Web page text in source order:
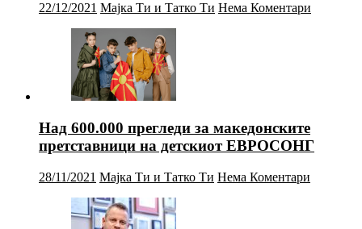
22/12/2021 Мајка Ти и Татко Ти Нема Коментари
Над 600.000 прегледи за македонските
претставници на детскиот ЕВРОСОНГ
28/11/2021 Мајка Ти и Татко Ти Нема Коментари